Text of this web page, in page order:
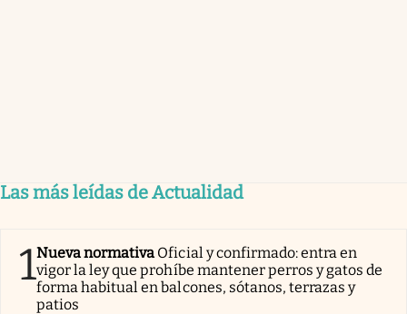
Las más leídas de Actualidad
1Nueva normativa Oficial y confirmado: entra en
vigor la ley que prohíbe mantener perros y gatos de
forma habitual en balcones, sótanos, terrazas y
patios